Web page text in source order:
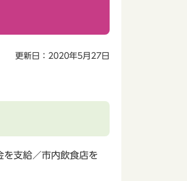
更新日：2020年5月27日
支給／市内飲食店を